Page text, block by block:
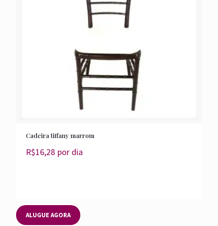
Cadeira tiffany marrom
R$16,28 por dia
ALUGUE AGORA